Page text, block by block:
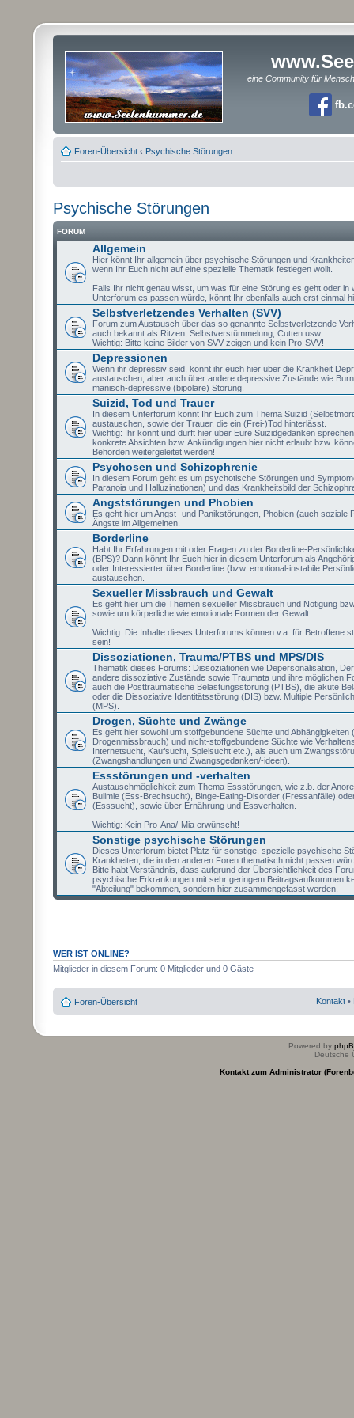
eine Community für
Foren-Übersicht ‹ Psychische Störungen
Psychische Störungen
FORUM
Allgemein
Hier könnt Ihr allgemein über psychische Störungen und
wenn Ihr Euch nicht auf eine spezielle Thematik festlegen wollt.
Falls Ihr nicht genau wisst, um was für eine Störung es geht oder in
Unterforum es passen würde, könnt Ihr ebenfalls auch erst einmal
Selbstverletzendes Verhalten (SVV)
Forum zum Austausch über das so genannte Selbstverletzende
auch bekannt als Ritzen, Selbstverstümmelung, Cutten usw.
Wichtig: Bitte keine Bilder von SVV zeigen und kein Pro-SVV!
Depressionen
Wenn ihr depressiv seid, könnt ihr euch hier über die Krankheit
austauschen, aber auch über andere depressive Zustände wie
manisch-depressive (bipolare) Störung.
Suizid, Tod und Trauer
In diesem Unterforum könnt Ihr Euch zum Thema Suizid
austauschen, sowie der Trauer, die ein (Frei-)Tod hinterlässt.
Wichtig: Ihr könnt und dürft hier über Eure Suizidgedanken
konkrete Absichten bzw. Ankündigungen hier nicht erlaubt bzw.
Behörden weitergeleitet werden!
Psychosen und Schizophrenie
In diesem Forum geht es um psychotische Störungen und
Paranoia und Halluzinationen) und das Krankheitsbild der
Angststörungen und Phobien
Es geht hier um Angst- und Panikstörungen, Phobien (auch soziale
Ängste im Allgemeinen.
Borderline
Habt Ihr Erfahrungen mit oder Fragen zu der Borderline-
(BPS)? Dann könnt Ihr Euch hier in diesem Unterforum als
oder Interessierter über Borderline (bzw. emotional-instabile
austauschen.
Sexueller Missbrauch und Gewalt
Es geht hier um die Themen sexueller Missbrauch und Nötigung
sowie um körperliche wie emotionale Formen der Gewalt.
Wichtig: Die Inhalte dieses Unterforums können v.a. für Betroffene
sein!
Dissoziationen, Trauma/PTBS und MPS/DIS
Thematik dieses Forums: Dissoziationen wie Depersonalisation,
andere dissoziative Zustände sowie Traumata und ihre möglichen
auch die Posttraumatische Belastungsstörung (PTBS), die akute
oder die Dissoziative Identitätsstörung (DIS) bzw. Multiple
(MPS).
Drogen, Süchte und Zwänge
Es geht hier sowohl um stoffgebundene Süchte und Abhängigkeiten
Drogenmissbrauch) und nicht-stoffgebundene Süchte wie
Internetsucht, Kaufsucht, Spielsucht etc.), als auch um
(Zwangshandlungen und Zwangsgedanken/-ideen).
Essstörungen und -verhalten
Austauschmöglichkeit zum Thema Essstörungen, wie z.b. der
Bulimie (Ess-Brechsucht), Binge-Eating-Disorder (Fressanfälle)
(Esssucht), sowie über Ernährung und Essverhalten.
Wichtig: Kein Pro-Ana/-Mia erwünscht!
Sonstige psychische Störungen
Dieses Unterforum bietet Platz für sonstige, spezielle psychische
Krankheiten, die in den anderen Foren thematisch nicht passen
Bitte habt Verständnis, dass aufgrund der Übersichtlichkeit des
psychische Erkrankungen mit sehr geringem Beitragsaufkommen
"Abteilung" bekommen, sondern hier zusammengefasst werden.
WER IST ONLINE?
Mitglieder in diesem Forum: 0 Mitglieder und 0 Gäste
Foren-Übersicht Kontakt •
Powered by
Deutsche
Kontakt zum Administrator